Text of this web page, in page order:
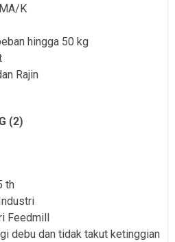
K
hingga 50 kg
Rajin
(2)
th
Feedmill
debu dan tidak takut ketinggian